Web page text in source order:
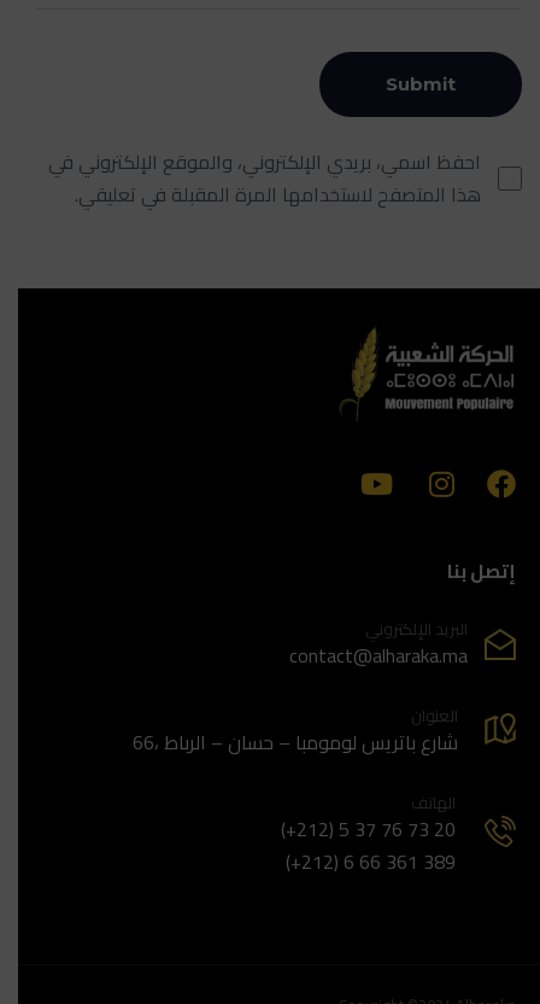
احفظ اسمي، بريدي الإلكتروني، والموقع الإلكتروني في
هذا المتصفح لاستخدامها المرة المقبلة في تعليقي.
إتصل بنا
البريد الإلكتروني
contact@alharaka.ma
العنوان
66، شارع باتريس لومومبا – حسان – الرباط
الهاتف
(+212) 5 37 76 73 20
(+212) 6 66 361 389